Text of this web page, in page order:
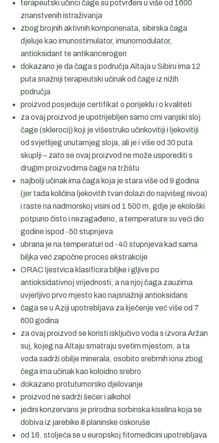
terapeutski učinci čage su potvrđeni u više od 1600
znanstvenih istraživanja
zbog brojnih aktivnih komponenata, sibirska čaga
djeluje kao imunostimulator, imunomodulator,
antioksidant te antikancerogen
dokazano je da čaga s područja Altaja u Sibiru ima 12
puta snažniji terapeutski učinak od čage iz nižih
područja
proizvod posjeduje certifikat o porijeklu i o kvaliteti
za ovaj proizvod je upotrijebljen samo crni vanjski sloj
čage (sklerocij) koji je višestruko učinkovitiji i ljekovitiji
od svjetlijeg unutarnjeg sloja, ali je i više od 30 puta
skuplji – zato se ovaj proizvod ne može usporediti s
drugim proizvodima čage na tržištu
najbolji učinak ima čaga koja je stara više od 9 godina
(jer tada količina ljekovitih tvari dolazi do najvišeg nivoa)
i raste na nadmorskoj visini od 1 500 m, gdje je ekološki
potpuno čisto i nezagađeno, a temperature su veći dio
godine ispod -50 stupnjeva
ubrana je na temperaturi od -40 stupnjeva kad sama
biljka već započne proces ekstrakcije
ORAC ljestvica klasificira biljke i gljive po
antioksidativnoj vrijednosti, a na njoj čaga zauzima
uvjerljivo prvo mjesto kao najsnažniji antioksidans
čaga se u Aziji upotrebljava za liječenje već više od 7
600 godina
za ovaj proizvod se koristi isključivo voda s izvora Aržan
suj, kojeg na Altaju smatraju svetim mjestom, a ta
voda sadrži obilje minerala, osobito srebrnih iona zbog
čega ima učinak kao koloidno srebro
dokazano protutumorsko djelovanje
proizvod ne sadrži šećer i alkohol
jedini konzervans je prirodna sorbinska kiselina koja se
dobiva iz jarebike ili planinske oskoruše
od 16. stoljeća se u europskoj fitomedicini upotrebljava